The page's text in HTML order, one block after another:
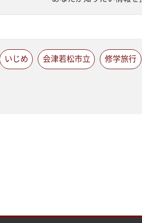
いじめ 会津若松市立 修学旅行